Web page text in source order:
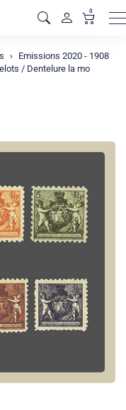
0
Emissions 2020 - 1908
/ Dentelure la mo